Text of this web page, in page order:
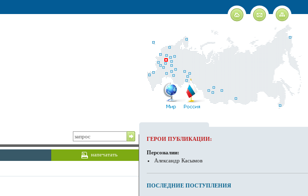
напечатать
ГЕРОИ ПУБЛИКАЦИИ:
Персоналии:
Александр Касымов
ПОСЛЕДНИЕ ПОСТУПЛЕНИЯ